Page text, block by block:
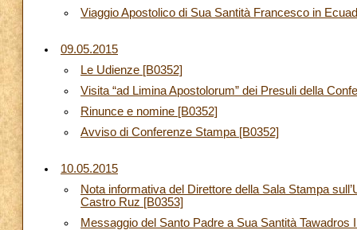
Viaggio Apostolico di Sua Santità Francesco in
09.05.2015
Le Udienze [B0352]
Visita “ad Limina Apostolorum” dei Presuli della
Rinunce e nomine [B0352]
Avviso di Conferenze Stampa [B0352]
10.05.2015
Nota informativa del Direttore della Sala Stampa
Castro Ruz [B0353]
Messaggio del Santo Padre a Sua Santità Tawadros